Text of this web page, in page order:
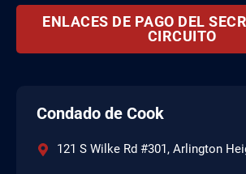
ENLACES DE PAGO DEL
CIRCUITO
Condado de Cook
121 S Wilke Rd #301, Arlington